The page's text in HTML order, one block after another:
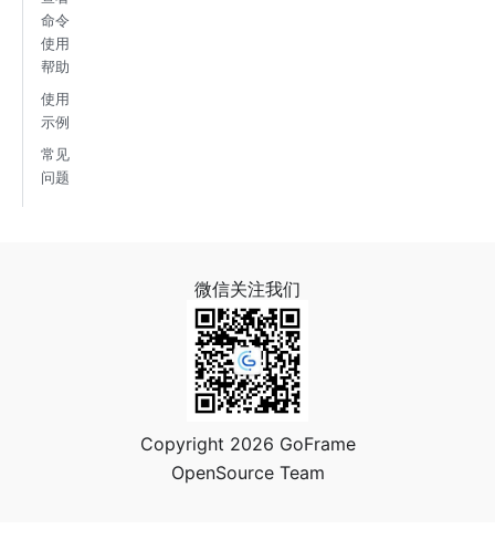
命令
使用
帮助
使用
示例
常见
问题
微信关注我们
Copyright 2026 GoFrame
OpenSource Team